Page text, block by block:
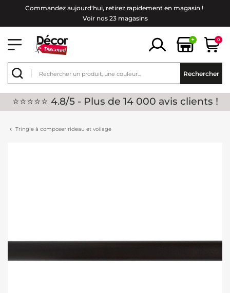
Commandez aujourd'hui, retirez rapidement en magasin !
Voir nos 23 magasins
+ 0
Rechercher
⭐⭐⭐⭐⭐ 4.8/5 - Plus de 14 000 avis clients !
Tringle à composer rideau et voilage